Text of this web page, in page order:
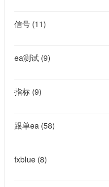
信号 (11)
ea测试 (9)
指标 (9)
跟单ea (58)
fxblue (8)